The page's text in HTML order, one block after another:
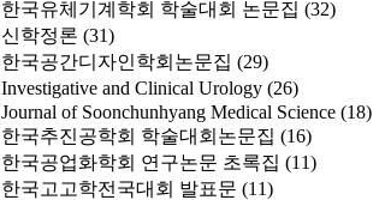
한국유체기계학회 학술대회 논문집 (32)
신학정론 (31)
한국공간디자인학회논문집 (29)
Investigative and Clinical Urology (26)
Journal of Soonchunhyang Medical Science (18)
한국추진공학회 학술대회논문집 (16)
한국공업화학회 연구논문 초록집 (11)
한국고고학전국대회 발표문 (11)